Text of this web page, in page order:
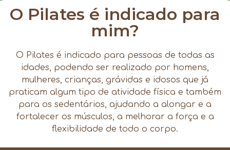
O Pilates é indicado para
mim?
O Pilates é indicado para pessoas de todas as
idades, podendo ser realizado por homens,
mulheres, crianças, grávidas e idosos que já
praticam algum tipo de atividade física e também
para os sedentários, ajudando a alongar e a
fortalecer os músculos, a melhorar a força e a
flexibilidade de todo o corpo.